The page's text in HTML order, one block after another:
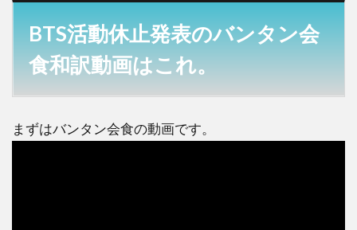
発表
のバ
ンタ
ン会
画は
こ
BTS活動休止発表のバンタン会
食和訳動画はこれ。
まずはバンタン会食の動画です。